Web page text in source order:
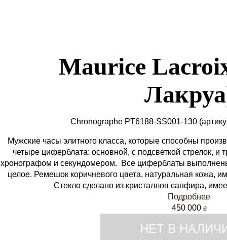
Maurice
Chronographe PT6188-SS001-130
Мужские часы элитного класса, которые способны
четыре циферблата: основной, с подсветкой стрелок,
хронографом и секундомером. Все циферблаты
целое. Ремешок коричневого цвета, натуральная кожа,
Стекло сделано из кристаллов сапфира,
Подробнее
450 000 e
НЕТ В